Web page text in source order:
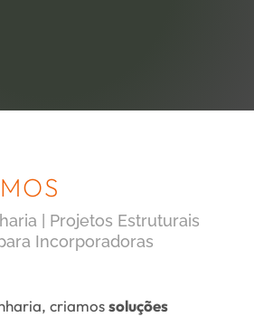
| Projetos Estruturais
Incorporadoras
criamossoluções